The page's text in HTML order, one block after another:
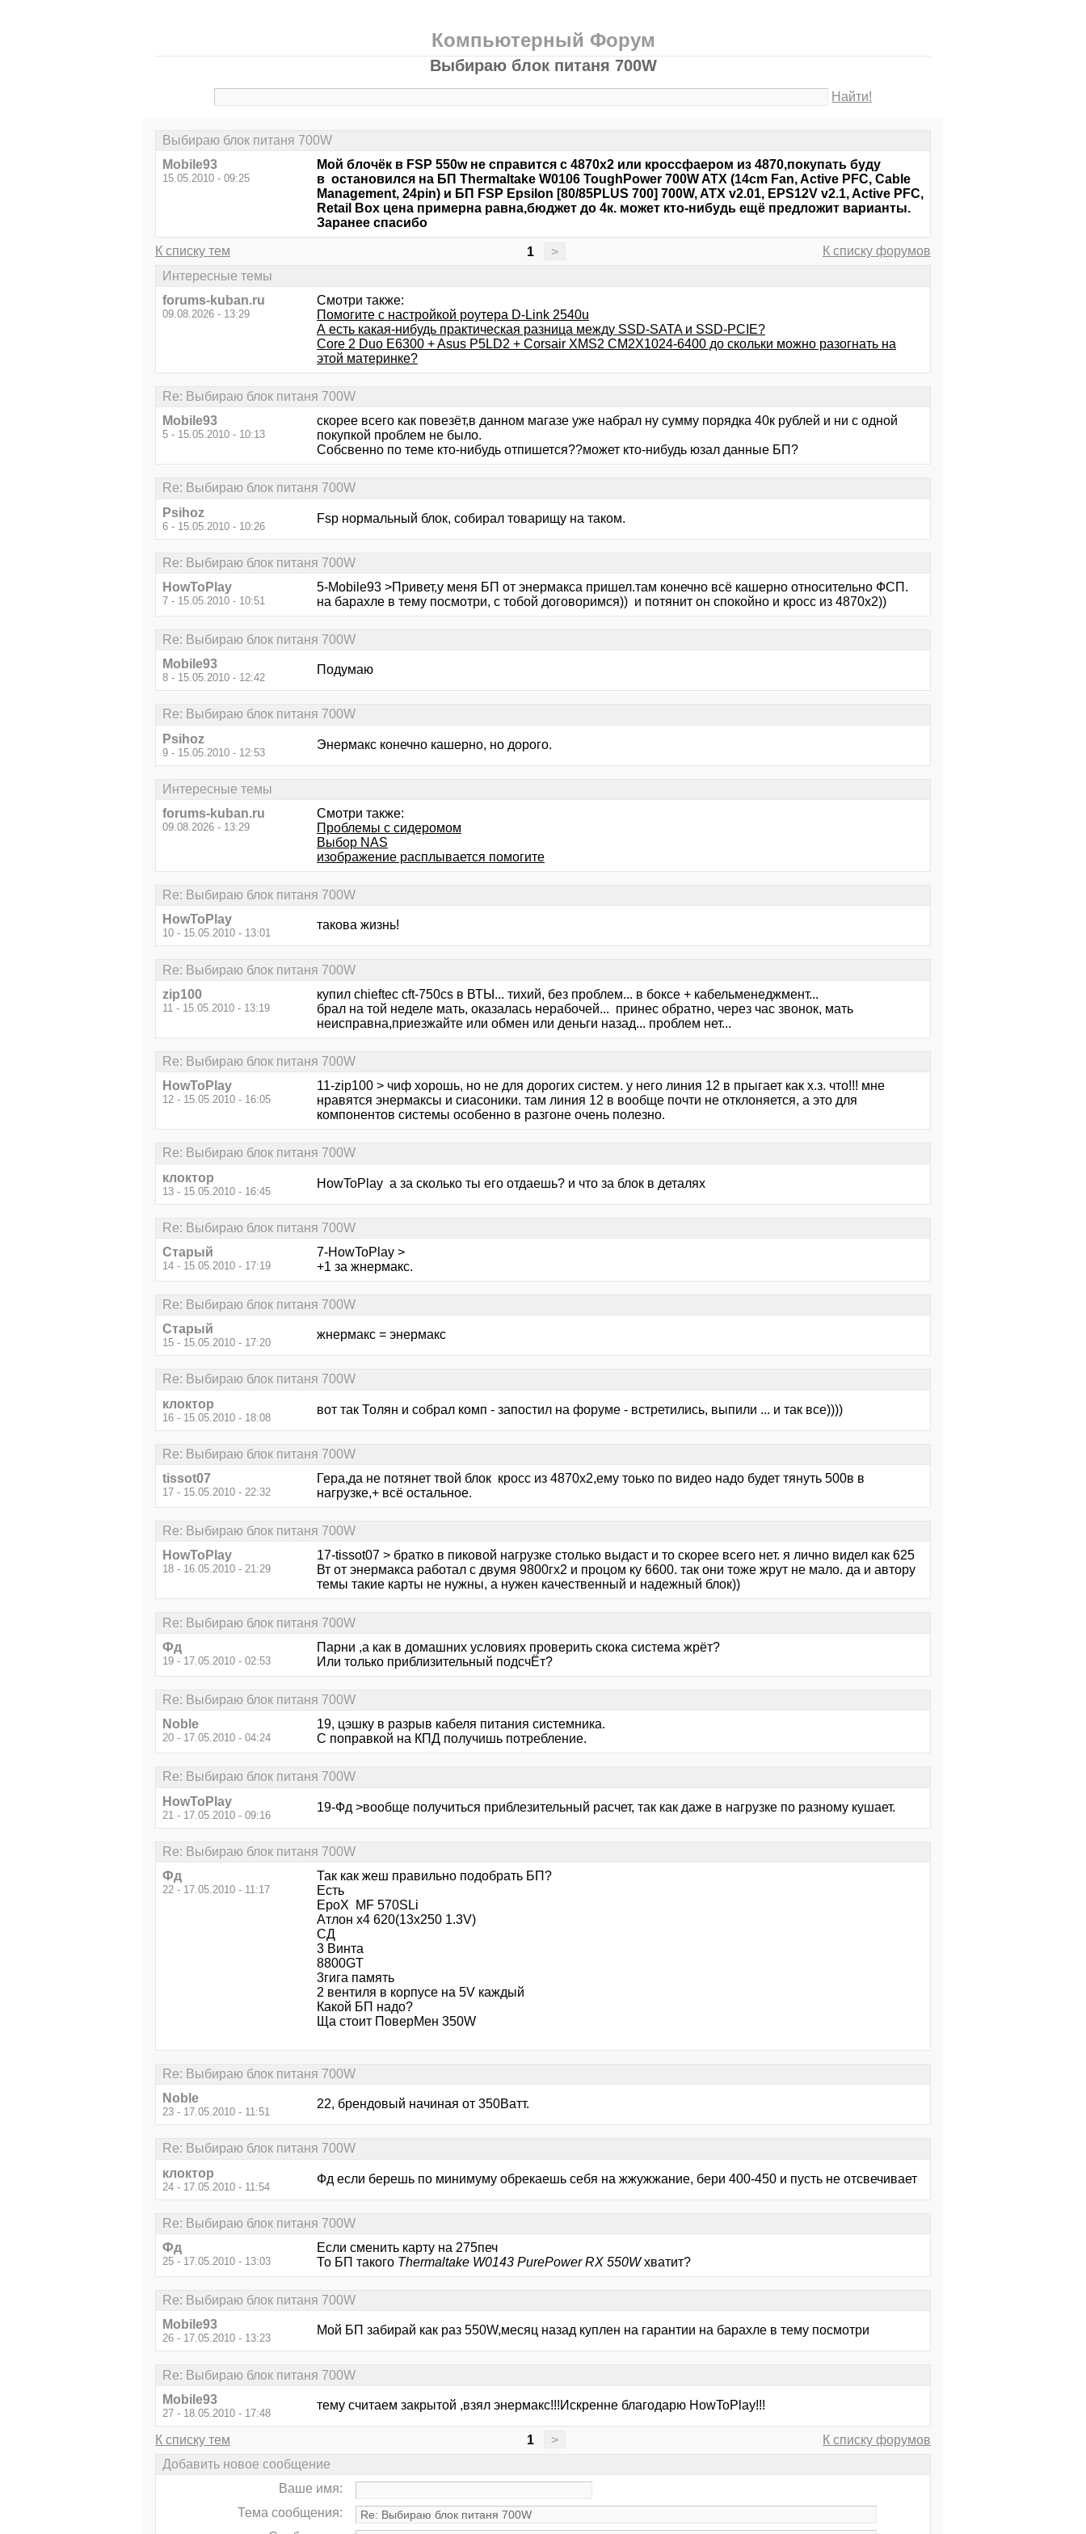
Компьютерный Форум
Выбираю блок питаня 700W
Найти!
Выбираю блок питаня 700W
Mobile93
15.05.2010 - 09:25
Мой блочёк в FSP 550w не справится с 4870х2 или кроссфаером из 4870,покупать буду
в остановился на БП Thermaltake W0106 ToughPower 700W ATX (14cm Fan, Active PFC, Cable
Management, 24pin) и БП FSP Epsilon [80/85PLUS 700] 700W, ATX v2.01, EPS12V v2.1, Active PFC,
Retail Box цена примерна равна,бюджет до 4к. может кто-нибудь ещё предложит варианты.
Заранее спасибо
К списку тем 1 >
К списку форумов
Интересные темы
forums-kuban.ru
09.08.2026 - 13:29
Смотри также:
Помогите с настройкой роутера D-Link 2540u
А есть какая-нибудь практическая разница между SSD-SATA и SSD-PCIE?
Core 2 Duo E6300 + Asus P5LD2 + Corsair XMS2 CM2X1024-6400 до скольки можно разогнать на
этой материнке?
Re: Выбираю блок питаня 700W
Mobile93
5 - 15.05.2010 - 10:13
скорее всего как повезёт,в данном магазе уже набрал ну сумму порядка 40к рублей и ни с одной
покупкой проблем не было.
Собсвенно по теме кто-нибудь отпишется??может кто-нибудь юзал данные БП?
Re: Выбираю блок питаня 700W
Psihoz
6 - 15.05.2010 - 10:26
Fsp нормальный блок, собирал товарищу на таком.
Re: Выбираю блок питаня 700W
HowToPlay
7 - 15.05.2010 - 10:51
5-Mobile93 >Привет,у меня БП от энермакса пришел.там конечно всё кашерно относительно ФСП.
на барахле в тему посмотри, с тобой договоримся)) и потянит он спокойно и кросс из 4870х2))
Re: Выбираю блок питаня 700W
Mobile93
8 - 15.05.2010 - 12:42
Подумаю
Re: Выбираю блок питаня 700W
Psihoz
9 - 15.05.2010 - 12:53
Энермакс конечно кашерно, но дорого.
Интересные темы
forums-kuban.ru
09.08.2026 - 13:29
Смотри также:
Проблемы с сидеромом
Выбор NAS
изображение расплывается помогите
Re: Выбираю блок питаня 700W
HowToPlay
10 - 15.05.2010 - 13:01
такова жизнь!
Re: Выбираю блок питаня 700W
zip100
11 - 15.05.2010 - 13:19
купил chieftec cft-750cs в ВТЫ... тихий, без проблем... в боксе + кабельменеджмент...
брал на той неделе мать, оказалась нерабочей... принес обратно, через час звонок, мать
неисправна,приезжайте или обмен или деньги назад... проблем нет...
Re: Выбираю блок питаня 700W
HowToPlay
12 - 15.05.2010 - 16:05
11-zip100 > чиф хорошь, но не для дорогих систем. у него линия 12 в прыгает как х.з. что!!! мне
нравятся энермаксы и сиасоники. там линия 12 в вообще почти не отклоняется, а это для
компонентов системы особенно в разгоне очень полезно.
Re: Выбираю блок питаня 700W
клоктор
13 - 15.05.2010 - 16:45
HowToPlay а за сколько ты его отдаешь? и что за блок в деталях
Re: Выбираю блок питаня 700W
Старый
14 - 15.05.2010 - 17:19
7-HowToPlay >
+1 за жнермакс.
Re: Выбираю блок питаня 700W
Старый
15 - 15.05.2010 - 17:20
жнермакс = энермакс
Re: Выбираю блок питаня 700W
клоктор
16 - 15.05.2010 - 18:08
вот так Толян и собрал комп - запостил на форуме - встретились, выпили ... и так все))))
Re: Выбираю блок питаня 700W
tissot07
17 - 15.05.2010 - 22:32
Гера,да не потянет твой блок кросс из 4870х2,ему тоько по видео надо будет тянуть 500в в
нагрузке,+ всё остальное.
Re: Выбираю блок питаня 700W
HowToPlay
18 - 16.05.2010 - 21:29
17-tissot07 > братко в пиковой нагрузке столько выдаст и то скорее всего нет. я лично видел как 625
Вт от энермакса работал с двумя 9800гх2 и процом ку 6600. так они тоже жрут не мало. да и автору
темы такие карты не нужны, а нужен качественный и надежный блок))
Re: Выбираю блок питаня 700W
Фд
19 - 17.05.2010 - 02:53
Парни ,а как в домашних условиях проверить скока система жрёт?
Или только приблизительный подсчЁт?
Re: Выбираю блок питаня 700W
Noble
20 - 17.05.2010 - 04:24
19, цэшку в разрыв кабеля питания системника.
С поправкой на КПД получишь потребление.
Re: Выбираю блок питаня 700W
HowToPlay
21 - 17.05.2010 - 09:16
19-Фд >вообще получиться приблезительный расчет, так как даже в нагрузке по разному кушает.
Re: Выбираю блок питаня 700W
Фд
22 - 17.05.2010 - 11:17
Так как жеш правильно подобрать БП?
Есть
EpoX MF 570SLi
Атлон х4 620(13х250 1.3V)
СД
3 Винта
8800GT
3гига память
2 вентиля в корпусе на 5V каждый
Какой БП надо?
Ща стоит ПоверМен 350W
Re: Выбираю блок питаня 700W
Noble
23 - 17.05.2010 - 11:51
22, брендовый начиная от 350Ватт.
Re: Выбираю блок питаня 700W
клоктор
24 - 17.05.2010 - 11:54
Фд если берешь по минимуму обрекаешь себя на жжужжание, бери 400-450 и пусть не отсвечивает
Re: Выбираю блок питаня 700W
Фд
25 - 17.05.2010 - 13:03
Если сменить карту на 275печ
То БП такого Thermaltake W0143 PurePower RX 550Wхватит?
Re: Выбираю блок питаня 700W
Mobile93
26 - 17.05.2010 - 13:23
Мой БП забирай как раз 550W,месяц назад куплен на гарантии на барахле в тему посмотри
Re: Выбираю блок питаня 700W
Mobile93
27 - 18.05.2010 - 17:48
тему считаем закрытой ,взял энермакс!!!Искренне благодарю HowToPlay!!!
К списку тем 1 >
К списку форумов
Добавить новое сообщение
Ваше имя:
Тема сообщения: